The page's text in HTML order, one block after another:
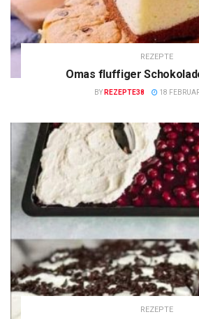
REZEPTE
Omas fluffiger
BY REZEPTE38 18
REZEPTE